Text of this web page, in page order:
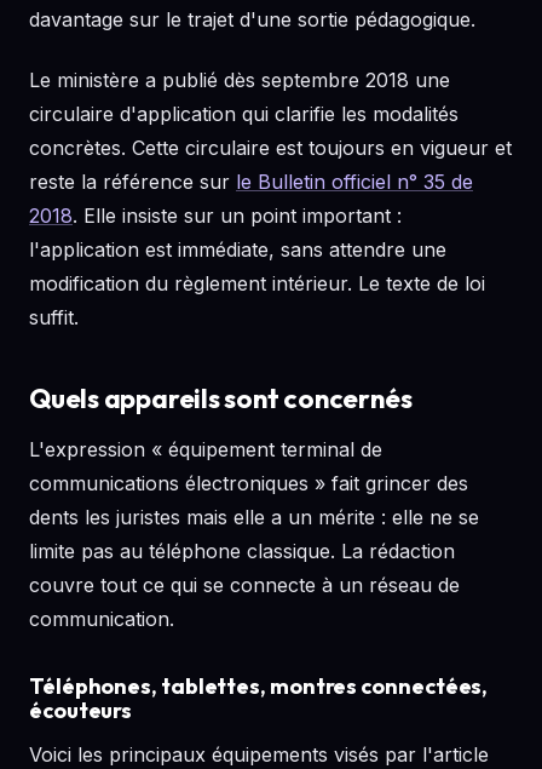
davantage sur le trajet d'une sortie pédagogique.
Le ministère a publié dès septembre 2018 une
circulaire d'application qui clarifie les modalités
concrètes. Cette circulaire est toujours en vigueur et
reste la référence sur le Bulletin officiel n° 35 de
2018. Elle insiste sur un point important :
l'application est immédiate, sans attendre une
modification du règlement intérieur. Le texte de loi
suffit.
Quels appareils sont concernés
L'expression « équipement terminal de
communications électroniques » fait grincer des
dents les juristes mais elle a un mérite : elle ne se
limite pas au téléphone classique. La rédaction
couvre tout ce qui se connecte à un réseau de
communication.
Téléphones, tablettes, montres connectées,
écouteurs
Voici les principaux équipements visés par l'article